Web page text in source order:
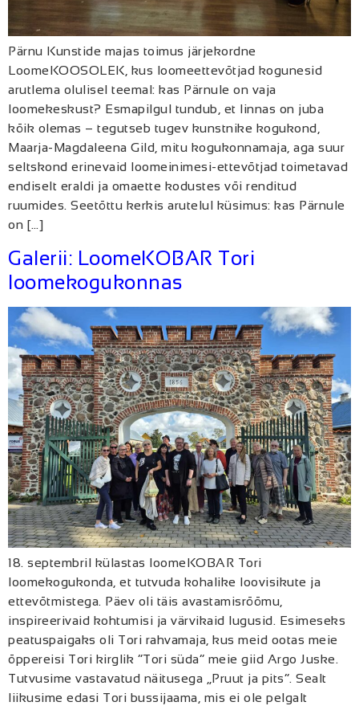
Pärnu Kunstide majas toimus järjekordne
LoomeKOOSOLEK, kus loomeettevõtjad kogunesid
arutlema olulisel teemal: kas Pärnule on vaja
loomekeskust? Esmapilgul tundub, et linnas on juba
kõik olemas – tegutseb tugev kunstnike kogukond,
Maarja-Magdaleena Gild, mitu kogukonnamaja, aga suur
seltskond erinevaid loomeinimesi-ettevõtjad toimetavad
endiselt eraldi ja omaette kodustes või renditud
ruumides. Seetõttu kerkis arutelul küsimus: kas Pärnule
on […]
Galerii: LoomeKOBAR Tori
loomekogukonnas
18. septembril külastas loomeKOBAR Tori
loomekogukonda, et tutvuda kohalike loovisikute ja
ettevõtmistega. Päev oli täis avastamisrõõmu,
inspireerivaid kohtumisi ja värvikaid lugusid. Esimeseks
peatuspaigaks oli Tori rahvamaja, kus meid ootas meie
õppereisi Tori kirglik “Tori süda” meie giid Argo Juske.
Tutvusime vastavatud näitusega „Pruut ja pits“. Sealt
liikusime edasi Tori bussijaama, mis ei ole pelgalt